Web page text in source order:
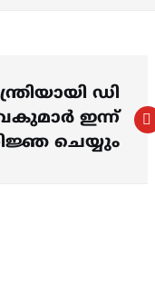
ഡി
ഇന്ന്
ചെയ്യും